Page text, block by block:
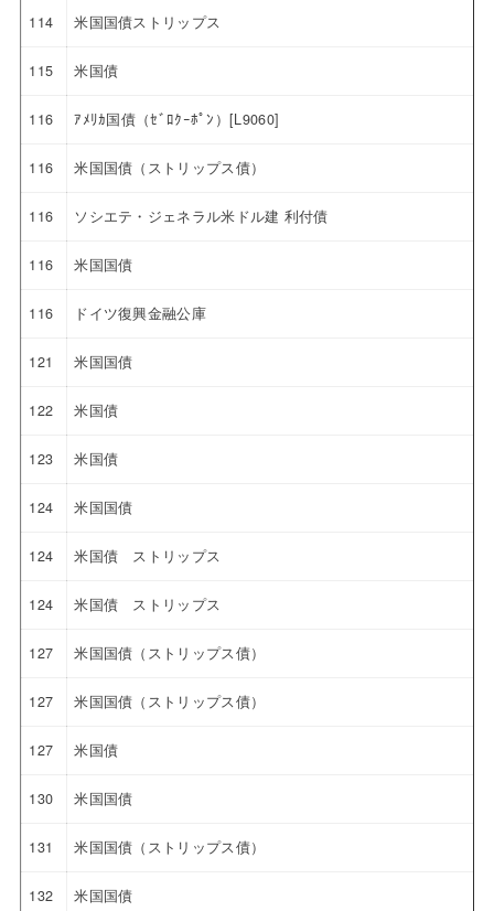
114 米国国債ストリップス
115 米国債
116 ｱﾒﾘｶ国債（ｾﾞﾛｸｰﾎﾟﾝ）[L9060]
116 米国国債（ストリップス債）
116 ソシエテ・ジェネラル米ドル建 利付債
116 米国国債
116 ドイツ復興金融公庫
121 米国国債
122 米国債
123 米国債
124 米国国債
124 米国債 ストリップス
124 米国債 ストリップス
127 米国国債（ストリップス債）
127 米国国債（ストリップス債）
127 米国債
130 米国国債
131 米国国債（ストリップス債）
132 米国国債